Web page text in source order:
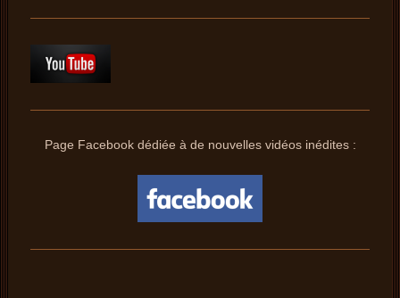
Page Facebook dédiée à de nouvelles vidéos inédites :